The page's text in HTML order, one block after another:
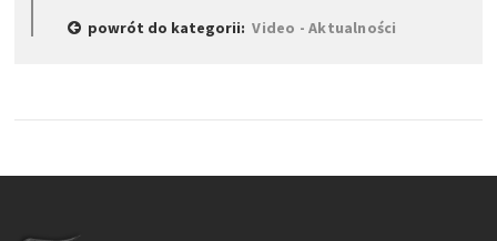
powrót do kategorii:Video - Aktualności